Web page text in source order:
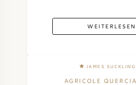
WEITERLESEN
JAMES
AGRICOLE